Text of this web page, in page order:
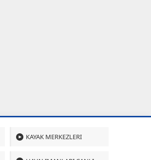
KAYAK MERKEZLERI